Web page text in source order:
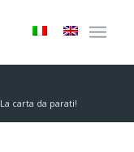
La carta da parati!